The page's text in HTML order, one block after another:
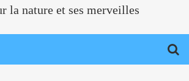
la nature et ses merveilles